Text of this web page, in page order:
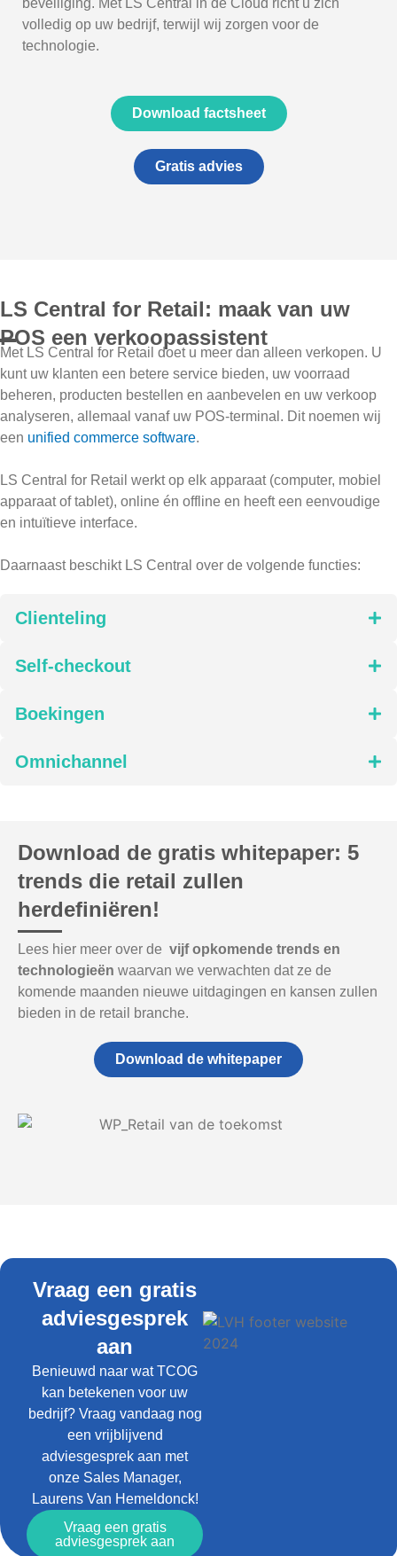
beveiliging. Met LS Central in de Cloud richt u zich
volledig op uw bedrijf, terwijl wij zorgen voor de
technologie.
Download factsheet
Gratis advies
LS Central for Retail: maak van uw
POS een verkoopassistent
Met LS Central for Retail doet u meer dan alleen verkopen. U
kunt uw klanten een betere service bieden, uw voorraad
beheren, producten bestellen en aanbevelen en uw verkoop
analyseren, allemaal vanaf uw POS-terminal. Dit noemen wij
een unified commerce software.
LS Central for Retail werkt op elk apparaat (computer, mobiel
apparaat of tablet), online én offline en heeft een eenvoudige
en intuïtieve interface.
Daarnaast beschikt LS Central over de volgende functies:
Clienteling
Self-checkout
Boekingen
Omnichannel
Download de gratis whitepaper: 5
trends die retail zullen
herdefiniëren!
Lees hier meer over de vijf opkomende trends en
technologieën waarvan we verwachten dat ze de
komende maanden nieuwe uitdagingen en kansen zullen
bieden in de retail branche.
Download de whitepaper
Vraag een gratis
adviesgesprek
aan
Benieuwd naar wat TCOG
kan betekenen voor uw
bedrijf? Vraag vandaag nog
een vrijblijvend
adviesgesprek aan met
onze Sales Manager,
Laurens Van Hemeldonck!
Vraag een gratis
adviesgesprek aan